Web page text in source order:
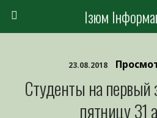
Ізюм
23.08.2018
Студенты на первый
пятницу 31